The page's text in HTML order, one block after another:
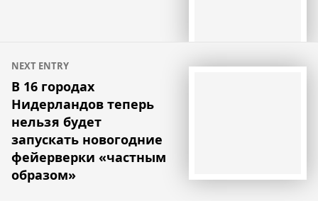
NEXT ENTRY
В 16 городах
Нидерландов теперь
нельзя будет
запускать новогодние
фейерверки «частным
образом»